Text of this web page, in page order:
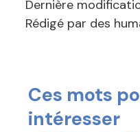
Dernière
Rédigé par des
Ces mots
intéresser